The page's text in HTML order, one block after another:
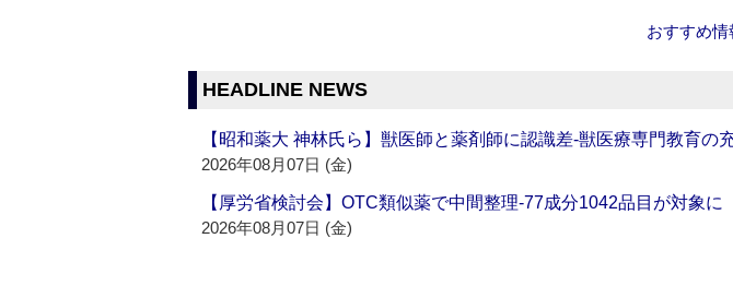
おすすめ情
HEADLINE NEWS
【昭和薬大 神林氏ら】獣医師と薬剤師に認識差‐獣医療専門教育の
2026年08月07日 (金)
【厚労省検討会】OTC類似薬で中間整理‐77成分1042品目が対象に
2026年08月07日 (金)